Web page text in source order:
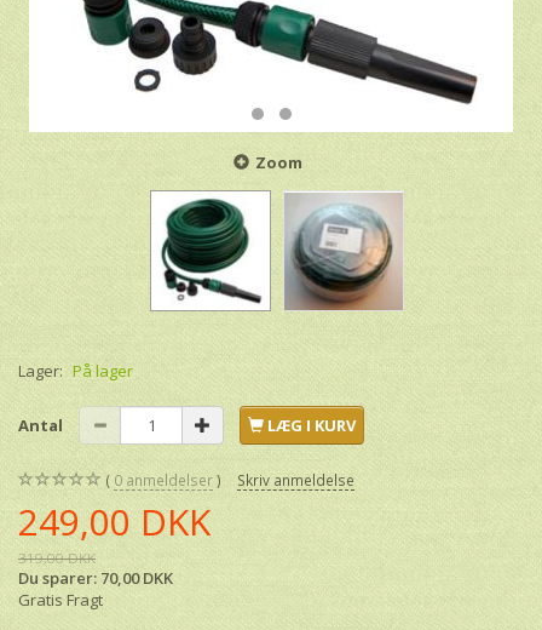
Zoom
Lager: På lager
Antal LÆG I KURV
0 anmeldelser Skriv anmeldelse
249,00 DKK
319,00 DKK
Du sparer: 70,00 DKK
Gratis Fragt